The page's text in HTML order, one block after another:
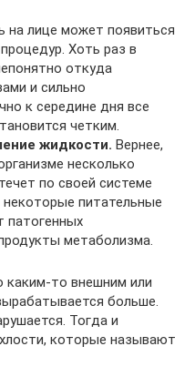
на лице может появиться
Хоть раз в
откуда
и сильно
к середине дня все
четким.
жидкости. Вернее,
несколько
по своей системе
питательные
патогенных
метаболизма.
каким-то внешним или
больше.
Тогда и
которые называют